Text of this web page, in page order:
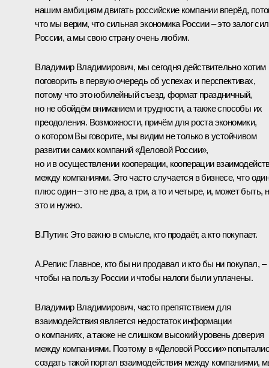
нашим амбициям двигать российские компании вперёд,
что мы верим, что сильная экономика России – это залог
России, а мы свою страну очень любим.
Владимир Владимирович, мы сегодня действительно хотим
поговорить в первую очередь об успехах и перспективах,
потому что это юбилейный съезд, формат праздничный,
но не обойдём вниманием и трудности, а также способы их
преодоления. Возможности, причём для роста экономики,
о котором Вы говорите, мы видим не только в устойчивом
развитии самих компаний «Деловой России»,
но и в осуществлении кооперации, кооперации
между компаниями. Это часто случается в бизнесе, что
плюс один – это не два, а три, а то и четыре, и, может быть,
это и нужно.
В.Путин: Это важно в смысле, кто продаёт, а кто покупает.
А.Репик: Главное, кто бы ни продавал и кто бы ни покупал, –
чтобы на пользу России и чтобы налоги были уплачены.
Владимир Владимирович, часто препятствием для
взаимодействия является недостаток информации
о компаниях, а также не слишком высокий уровень доверия
между компаниями. Поэтому в «Деловой России»
создать такой портал взаимодействия между компаниями,